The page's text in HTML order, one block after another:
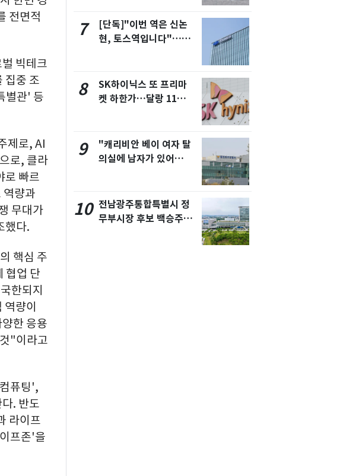
전면적
빅테크
집중 조
별관' 등
제로, AI
로, 클라
로 빠르
역량과
무대가
했다.
핵심 주
협업 단
한되지
량이
한 응용
"이라고
퓨팅',
. 반도
라이프
프존'을
7
[단독]"이번 역은 신논
현, 토스역입니다"…서
8
SK하이닉스 또 프리마
켓 하한가…달랑 11주에
9
"캐리비안 베이 여자 탈
의실에 남자가 있어
10 전남광주통합특별시 정
무부시장 후보 백승주·